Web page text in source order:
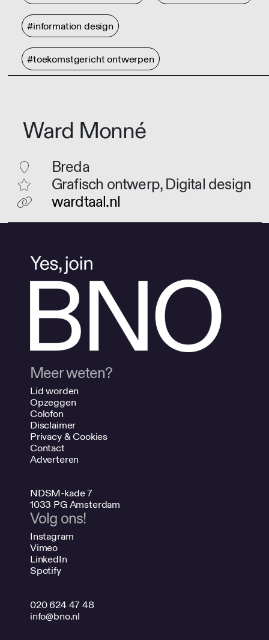
#information design
#toekomstgericht ontwerpen
Ward Monné
Breda
Grafisch ontwerp, Digital design
wardtaal.nl
Meer weten?
Lid worden
Opzeggen
Colofon
Disclaimer
Privacy & Cookies
Contact
Adverteren
NDSM-kade 7
1033 PG Amsterdam
Volg ons!
Instagram
Vimeo
LinkedIn
Spotify
020 624 47 48
info@bno.nl